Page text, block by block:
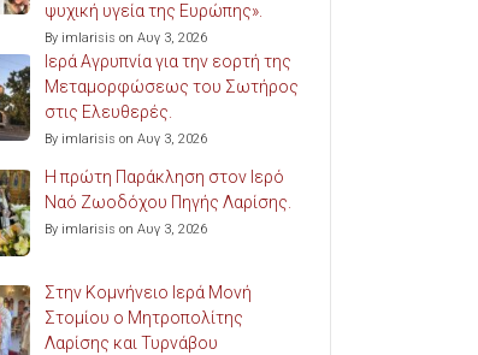
ψυχική υγεία της Ευρώπης».
By imlarisis on Αυγ 3, 2026
Ιερά Αγρυπνία για την εορτή της
Μεταμορφώσεως του Σωτήρος
στις Ελευθερές.
By imlarisis on Αυγ 3, 2026
Η πρώτη Παράκληση στον Ιερό
Ναό Ζωοδόχου Πηγής Λαρίσης.
By imlarisis on Αυγ 3, 2026
Στην Κομνήνειο Ιερά Μονή
Στομίου ο Μητροπολίτης
Λαρίσης και Τυρνάβου